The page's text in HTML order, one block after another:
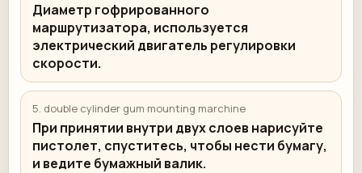
Диаметр гофрированного
маршрутизатора, используется
электрический двигатель регулировки
скорости.
5.⁠ ⁠double cylinder gum mounting marchine
При принятии внутри двух слоев нарисуйте
пистолет, спуститесь, чтобы нести бумагу,
и ведите бумажный валик.